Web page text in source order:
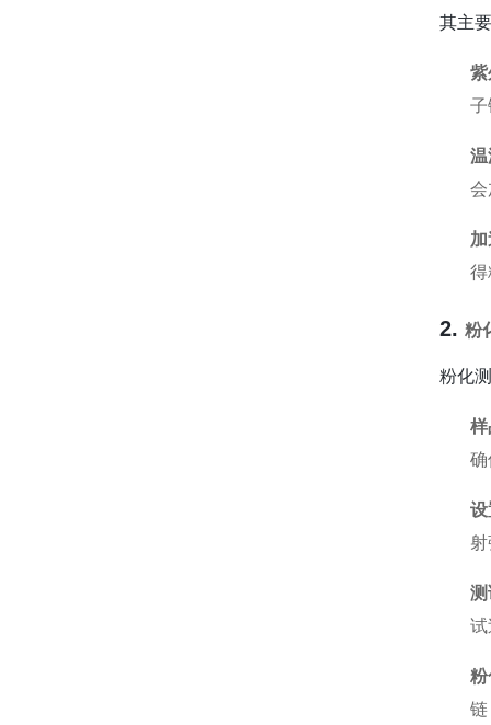
其主
子
温
会
得
2. 粉
粉化
样
确
设
测
试
链